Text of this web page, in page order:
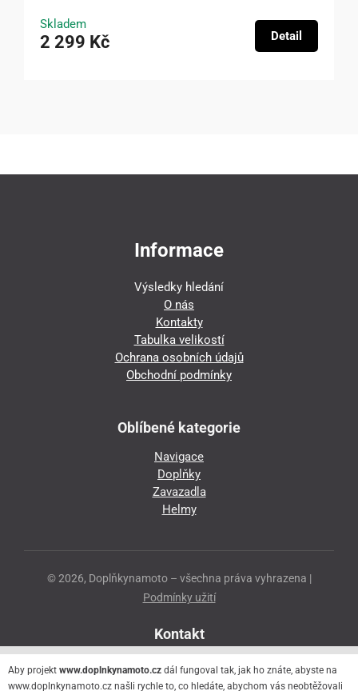
Skladem
2 299 Kč Detail
Informace
Výsledky hledání
O nás
Kontakty
Tabulka velikostí
Ochrana osobních údajů
Obchodní podmínky
Oblíbené kategorie
Navigace
Doplňky
Zavazadla
Helmy
© 2026, Doplňkynamoto – všechna práva vyhrazena |
Podmínky užití
Kontakt
Přeloučská 86
530 06 Pardubice - Staré Čivice
Aby projekt www.doplnkynamoto.cz dál fungoval tak, jak ho znáte, abyste na
www.doplnkynamoto.cz našli rychle to, co hledáte, abychom vás neobtěžovali